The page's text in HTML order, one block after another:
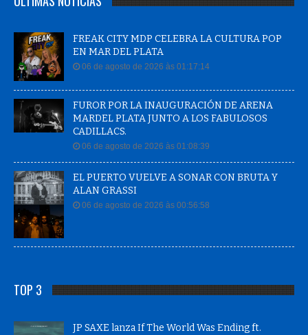
EN MAR DEL PLATA
06 de agosto de 2026 às 01:17:14
FUROR POR LA INAUGURACIÓN DE ARENA
MARDEL PLATA JUNTO A LOS FABULOSOS
CADILLACS.
06 de agosto de 2026 às 01:08:39
EL PUERTO VUELVE A SONAR CON BRUTA Y
ALAN GRASSI
06 de agosto de 2026 às 00:56:58
Evaluna Montaner